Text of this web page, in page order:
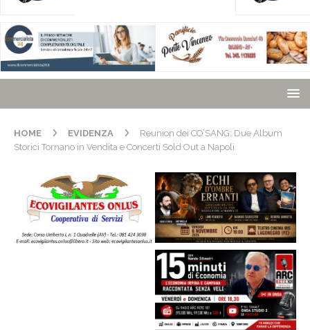
HOME EVIDENZA
Reunion dei CO’SANG: Due Album
Storici Tornano in Vendita e Concerti Sold Out a Napoli